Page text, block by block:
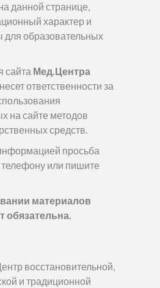
данной странице,
характер и
для образовательных
сайта Мед.Центра
ответственности за
на сайте методов
средств.
просьба
или пишите
материалов
обязательна.
восстановительной,
и традиционной